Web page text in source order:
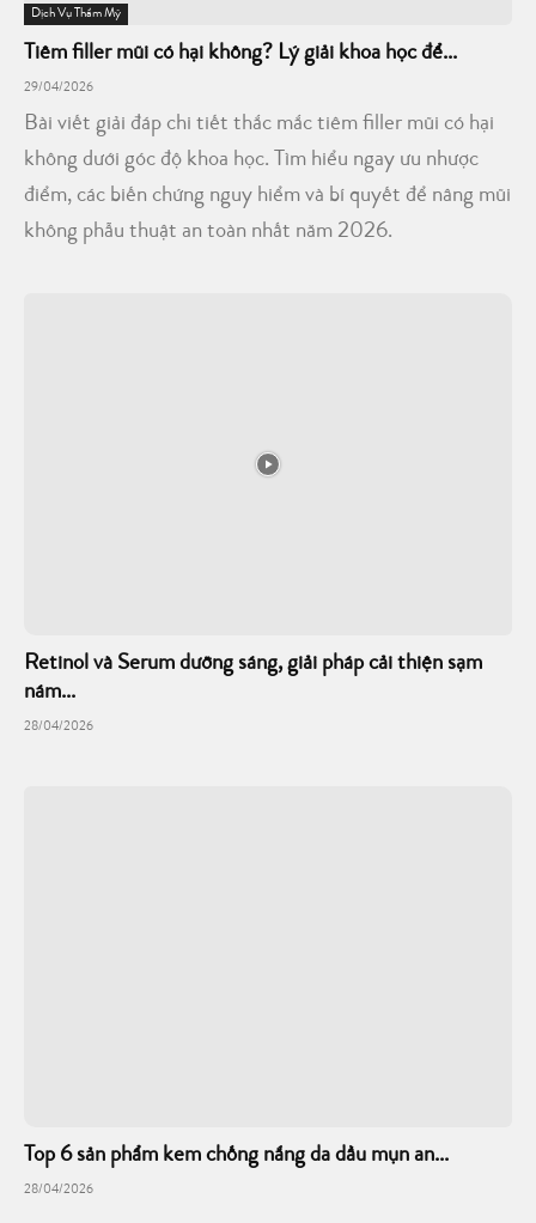
Dịch Vụ Thẩm Mỹ
Tiêm filler mũi có hại không? Lý giải khoa học để...
29/04/2026
Bài viết giải đáp chi tiết thắc mắc tiêm filler mũi có hại
không dưới góc độ khoa học. Tìm hiểu ngay ưu nhược
điểm, các biến chứng nguy hiểm và bí quyết để nâng mũi
không phẫu thuật an toàn nhất năm 2026.
Retinol và Serum dưỡng sáng, giải pháp cải thiện sạm
nám...
28/04/2026
Top 6 sản phẩm kem chống nắng da dầu mụn an...
28/04/2026